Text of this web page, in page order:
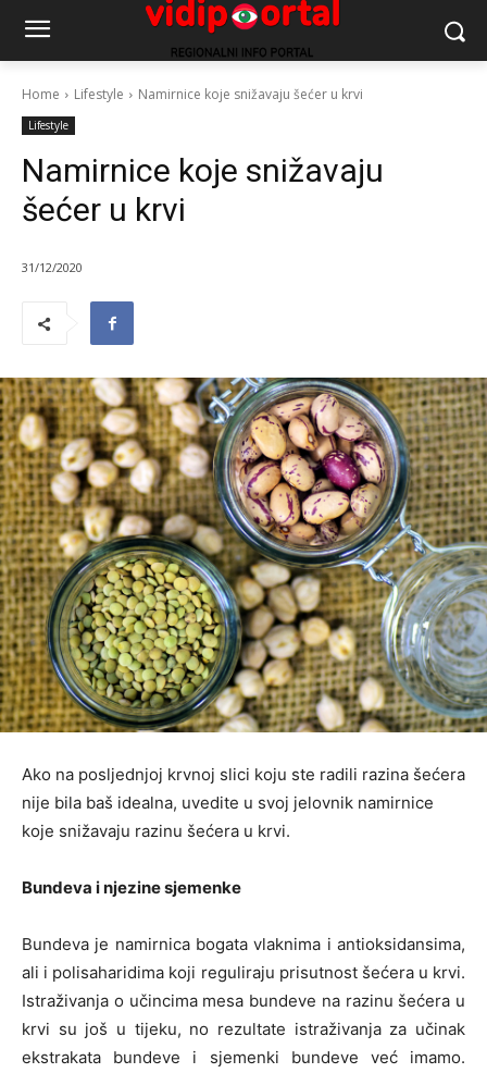
Home Lifestyle Namirnice koje snižavaju šećer u krvi
Lifestyle
Namirnice koje snižavaju
šećer u krvi
31/12/2020
Ako na posljednjoj krvnoj slici koju ste radili razina šećera
nije bila baš idealna, uvedite u svoj jelovnik namirnice
koje snižavaju razinu šećera u krvi.
Bundeva i njezine sjemenke
Bundeva je namirnica bogata vlaknima i antioksidansima,
ali i polisaharidima koji reguliraju prisutnost šećera u krvi.
Istraživanja o učincima mesa bundeve na razinu šećera u
krvi su još u tijeku, no rezultate istraživanja za učinak
ekstrakata bundeve i sjemenki bundeve već imamo.